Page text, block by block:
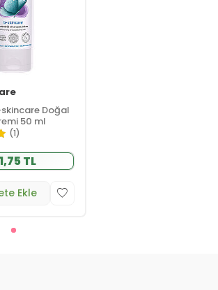
Doğal
50 ml
(1)
TL
Ekle